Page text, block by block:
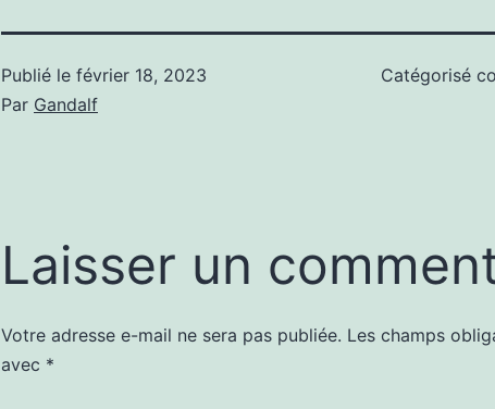
Publié le février 18, 2023
Par Gandalf
Catégorisé
Laisser un
Votre adresse e-mail ne sera pas publiée. Les champs
avec *